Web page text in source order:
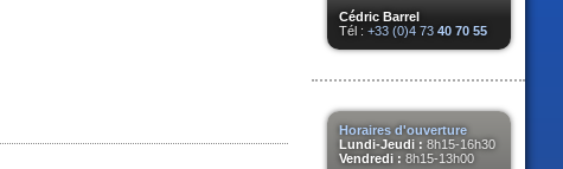
Cédric Barrel
Tél : +33 (0)4 73 40 70 55
Horaires d'ouverture
Lundi-Jeudi : 8h15-16h30
Vendredi : 8h15-13h00